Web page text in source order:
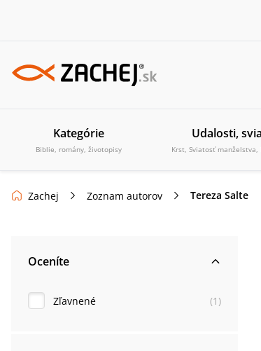
Kategórie
Biblie, romány, životopisy
Udalosti,
Krst, Sviatosť manželstva,
Zachej Zoznam autorov Tereza Salte
Oceníte
Zľavnené (1 )